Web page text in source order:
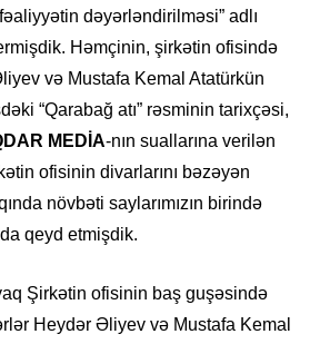
dəyərləndirilməsi” adlı
Həmçinin, şirkətin ofisində
və Mustafa Kemal Atatürkün
“Qarabağ atı” rəsminin tarixçəsi,
MEDİA-nın suallarına verilən
ofisinin divarlarını bəzəyən
növbəti saylarımızın birində
da qeyd etmişdik.
Şirkətin ofisinin baş guşəsində
Heydər Əliyev və Mustafa Kemal